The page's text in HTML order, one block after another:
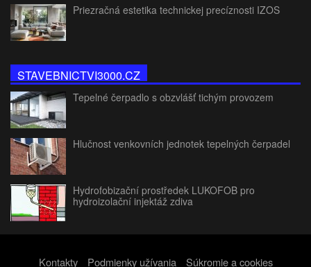
Priezračná estetika technickej precíznosti IZOS
STAVEBNICTVI3000.CZ
Tepelné čerpadlo s obzvlášť tichým provozem
Hlučnost venkovních jednotek tepelných čerpadel
Hydrofobizační prostředek LUKOFOB pro
hydroizolační injektáž zdiva
Kontakty Podmienky užívania Súkromie a cookies